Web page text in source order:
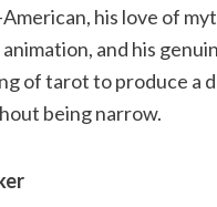
his love of
and his
of tarot to produce a
being narrow.